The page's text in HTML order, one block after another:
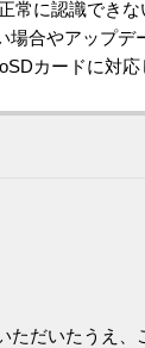
常に認識できな
合やアップデ
カードに対応
だいたうえ